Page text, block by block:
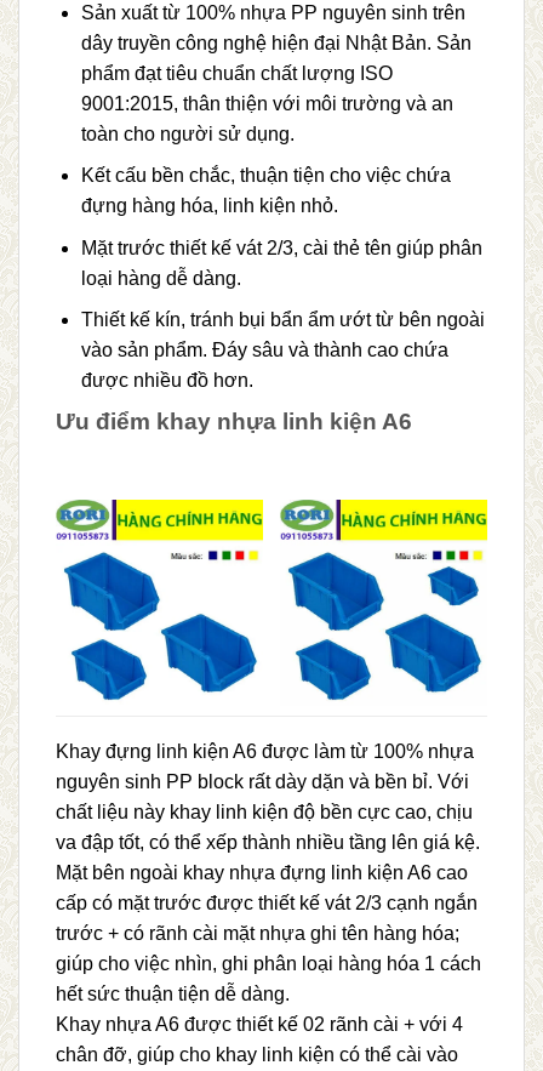
Sản xuất từ 100% nhựa PP nguyên sinh trên
dây truyền công nghệ hiện đại Nhật Bản. Sản
phẩm đạt tiêu chuẩn chất lượng ISO
9001:2015, thân thiện với môi trường và an
toàn cho người sử dụng.
Kết cấu bền chắc, thuận tiện cho việc chứa
đựng hàng hóa, linh kiện nhỏ.
Mặt trước thiết kế vát 2/3, cài thẻ tên giúp phân
loại hàng dễ dàng.
Thiết kế kín, tránh bụi bẩn ẩm ướt từ bên ngoài
vào sản phẩm. Đáy sâu và thành cao chứa
được nhiều đồ hơn.
Ưu điểm khay nhựa linh kiện A6
Khay đựng linh kiện A6 được làm từ 100% nhựa
nguyên sinh PP block rất dày dặn và bền bỉ. Với
chất liệu này khay linh kiện độ bền cực cao, chịu
va đập tốt, có thể xếp thành nhiều tầng lên giá kệ.
Mặt bên ngoài khay nhựa đựng linh kiện A6 cao
cấp có mặt trước được thiết kế vát 2/3 cạnh ngắn
trước + có rãnh cài mặt nhựa ghi tên hàng hóa;
giúp cho việc nhìn, ghi phân loại hàng hóa 1 cách
hết sức thuận tiện dễ dàng.
Khay nhựa A6 được thiết kế 02 rãnh cài + với 4
chân đỡ, giúp cho khay linh kiện có thể cài vào